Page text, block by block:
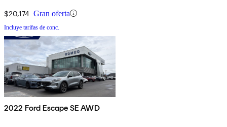
$20,174 Gran oferta
Incluye tarifas de conc.
2022 Ford Escape SE AWD